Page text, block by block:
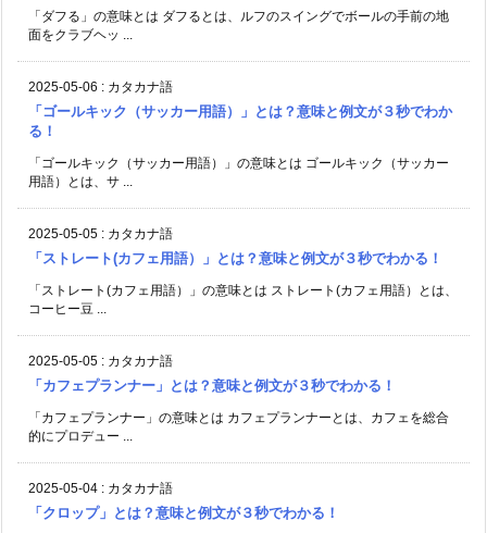
「ダフる」の意味とは ダフるとは、ルフのスイングでボールの手前の地
面をクラブヘッ ...
2025-05-06 : カタカナ語
「ゴールキック（サッカー用語）」とは？意味と例文が３秒でわか
る！
「ゴールキック（サッカー用語）」の意味とは ゴールキック（サッカー
用語）とは、サ ...
2025-05-05 : カタカナ語
「ストレート(カフェ用語）」とは？意味と例文が３秒でわかる！
「ストレート(カフェ用語）」の意味とは ストレート(カフェ用語）とは、
コーヒー豆 ...
2025-05-05 : カタカナ語
「カフェプランナー」とは？意味と例文が３秒でわかる！
「カフェプランナー」の意味とは カフェプランナーとは、カフェを総合
的にプロデュー ...
2025-05-04 : カタカナ語
「クロップ」とは？意味と例文が３秒でわかる！